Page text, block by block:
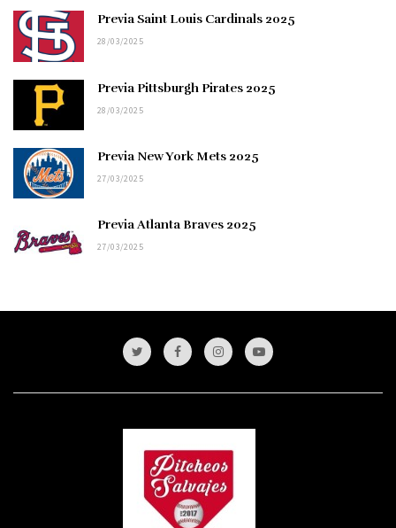
Previa Saint Louis Cardinals 2025
28/03/2025
Previa Pittsburgh Pirates 2025
28/03/2025
Previa New York Mets 2025
27/03/2025
Previa Atlanta Braves 2025
27/03/2025